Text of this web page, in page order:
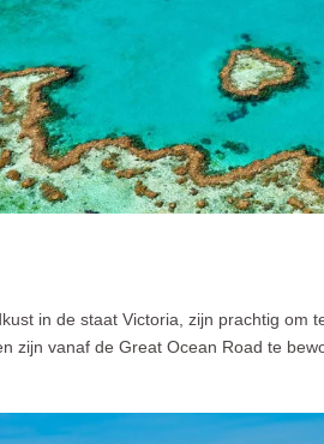
in de staat Victoria, zijn prachtig om
zijn vanaf de Great Ocean Road te